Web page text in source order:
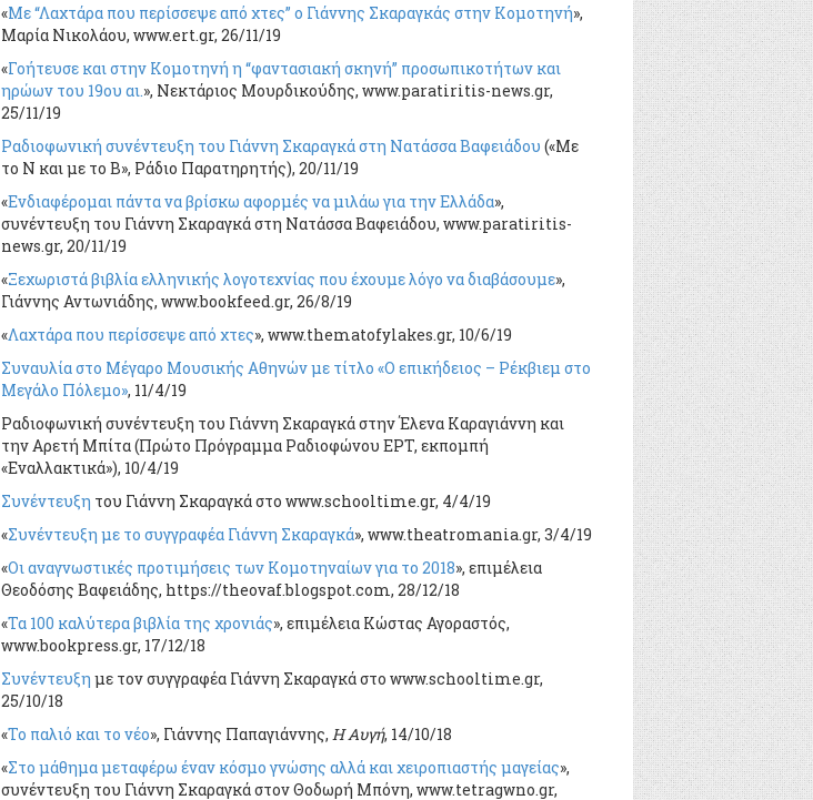
«Με “Λαχτάρα που περίσσεψε από χτες” ο Γιάννης Σκαραγκάς στην Κομοτηνή»,
Μαρία Νικολάου, www.ert.gr, 26/11/19
«Γοήτευσε και στην Κομοτηνή η “φαντασιακή σκηνή” προσωπικοτήτων και
ηρώων του 19ου αι.», Νεκτάριος Μουρδικούδης, www.paratiritis-news.gr,
25/11/19
Ραδιοφωνική συνέντευξη του Γιάννη Σκαραγκά στη Νατάσσα Βαφειάδου («Με
το Ν και με το Β», Ράδιο Παρατηρητής), 20/11/19
«Ενδιαφέρομαι πάντα να βρίσκω αφορμές να μιλάω για την Ελλάδα»,
συνέντευξη του Γιάννη Σκαραγκά στη Νατάσσα Βαφειάδου, www.paratiritis-
news.gr, 20/11/19
«Ξεχωριστά βιβλία ελληνικής λογοτεχνίας που έχουμε λόγο να διαβάσουμε»,
Γιάννης Αντωνιάδης, www.bookfeed.gr, 26/8/19
«Λαχτάρα που περίσσεψε από χτες», www.thematofylakes.gr, 10/6/19
Συναυλία στο Μέγαρο Μουσικής Αθηνών με τίτλο «Ο επικήδειος – Ρέκβιεμ στο
Μεγάλο Πόλεμο», 11/4/19
Ραδιοφωνική συνέντευξη του Γιάννη Σκαραγκά στην Έλενα Καραγιάννη και
την Αρετή Μπίτα (Πρώτο Πρόγραμμα Ραδιοφώνου ΕΡΤ, εκπομπή
«Εναλλακτικά»), 10/4/19
Συνέντευξη του Γιάννη Σκαραγκά στο www.schooltime.gr, 4/4/19
«Συνέντευξη με το συγγραφέα Γιάννη Σκαραγκά», www.theatromania.gr, 3/4/19
«Οι αναγνωστικές προτιμήσεις των Κομοτηναίων για το 2018», επιμέλεια
Θεοδόσης Βαφειάδης, https://theovaf.blogspot.com, 28/12/18
«Τα 100 καλύτερα βιβλία της χρονιάς», επιμέλεια Κώστας Αγοραστός,
www.bookpress.gr, 17/12/18
Συνέντευξη με τον συγγραφέα Γιάννη Σκαραγκά στο www.schooltime.gr,
25/10/18
«Το παλιό και το νέο», Γιάννης Παπαγιάννης, Η Αυγή, 14/10/18
«Στο μάθημα μεταφέρω έναν κόσμο γνώσης αλλά και χειροπιαστής μαγείας»,
συνέντευξη του Γιάννη Σκαραγκά στον Θοδωρή Μπόνη, www.tetragwno.gr,